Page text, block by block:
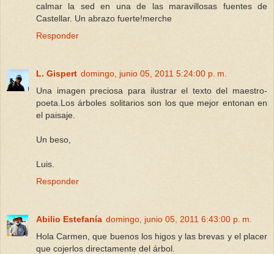
calmar la sed en una de las maravillosas fuentes de
Castellar. Un abrazo fuerte!merche
Responder
L. Gispert domingo, junio 05, 2011 5:24:00 p. m.
Una imagen preciosa para ilustrar el texto del maestro-
poeta.Los árboles solitarios son los que mejor entonan en
el paisaje.
Un beso,
Luis.
Responder
Abilio Estefanía domingo, junio 05, 2011 6:43:00 p. m.
Hola Carmen, que buenos los higos y las brevas y el placer
que cojerlos directamente del árbol.